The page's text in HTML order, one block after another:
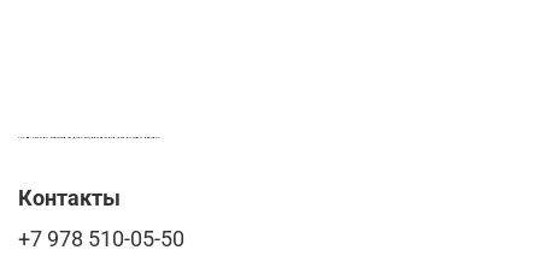
Контакты
+7 978 510-05-50